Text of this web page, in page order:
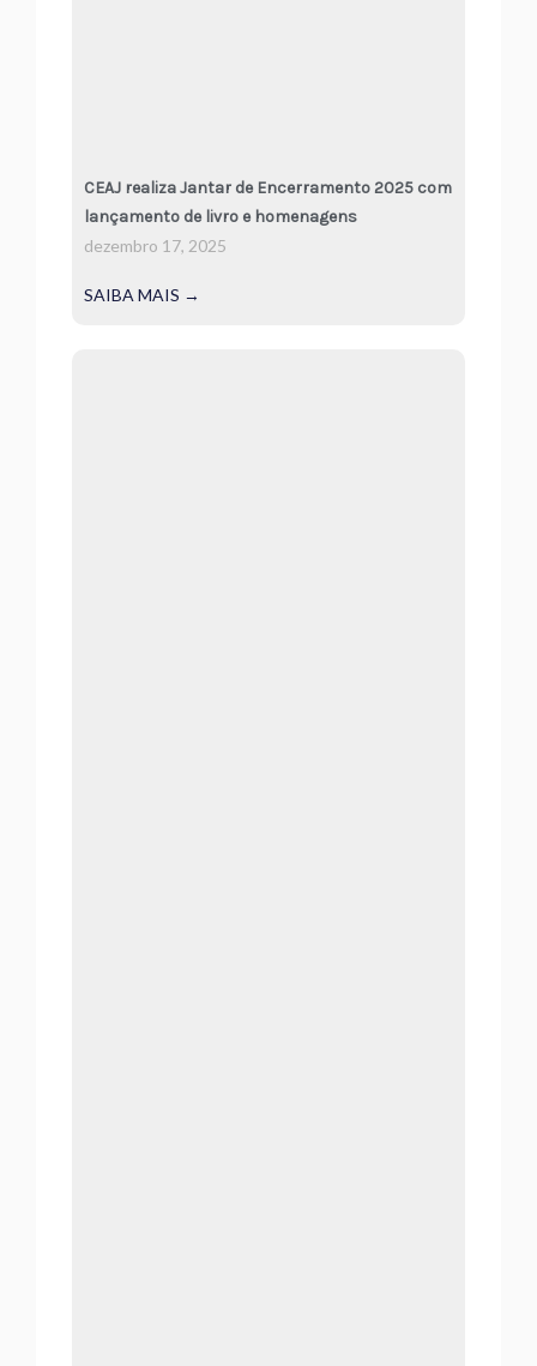
CEAJ realiza Jantar de Encerramento 2025 com
lançamento de livro e homenagens
dezembro 17, 2025
SAIBA MAIS →